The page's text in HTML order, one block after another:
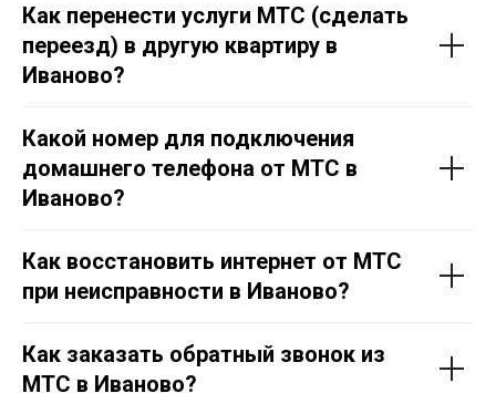
Как перенести услуги МТС (сделать
переезд) в другую квартиру в
Иваново?
Какой номер для подключения
домашнего телефона от МТС в
Иваново?
Как восстановить интернет от МТС
при неисправности в Иваново?
Как заказать обратный звонок из
МТС в Иваново?
Тарифы
Перейти в МТС